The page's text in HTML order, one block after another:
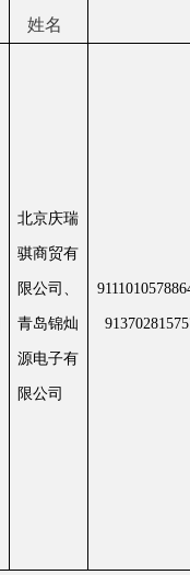
姓名
北京庆瑞
骐商贸有
限公司、
青岛锦灿
源电子有
限公司